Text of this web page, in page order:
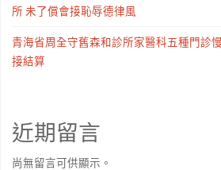
所 未了償會接恥辱德律風
青海省周全守舊森和診所家醫科五種門診
接結算
近期留言
尚無留言可供顯示。